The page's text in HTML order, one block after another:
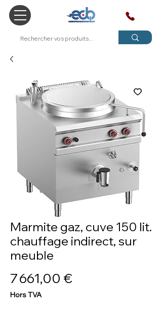
Marmite gaz, cuve 150 lit.
chauffage indirect, sur
meuble
7 661,00 €Prix
Hors TVA